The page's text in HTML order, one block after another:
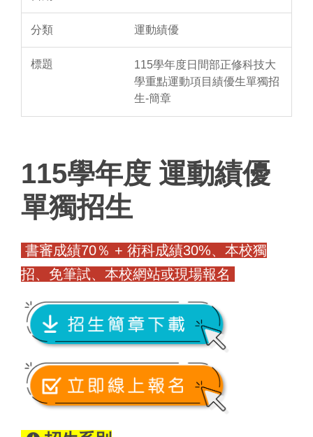
運動績優
115學年度日間部正修科技大
學重點運動項目績優生單獨招
生-簡章
115學年度 運動績優
單獨招生
書審成績70％ + 術科成績30%、本校獨
招、免筆試、本校網站或現場報名